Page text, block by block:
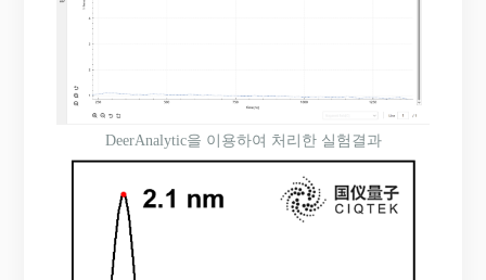
DeerAnalytic을 이용하여 처리한 실험결과